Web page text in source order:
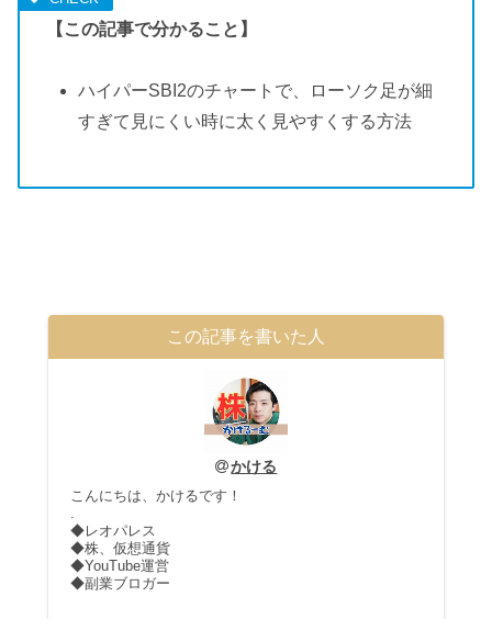
【この記事で分かること】
ハイパーSBI2のチャートで、ローソク足が細
すぎて見にくい時に太く見やすくする方法
この記事を書いた人
かける
こんにちは、かけるです！
◆レオパレス
◆株、仮想通貨
◆YouTube運営
◆副業ブロガー